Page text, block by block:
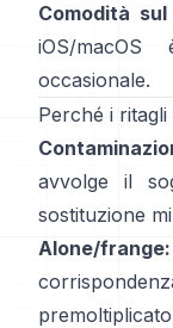
Comodità
iOS/
occasionale.
Perché i
avvolge il
sostituzione
Alone/frange: